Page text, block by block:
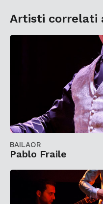
Artisti correlati
BAILAOR
Pablo Fraile